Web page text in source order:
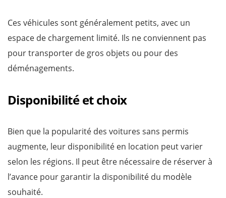
Ces véhicules sont généralement petits, avec un
espace de chargement limité. Ils ne conviennent pas
pour transporter de gros objets ou pour des
déménagements.
Disponibilité et choix
Bien que la popularité des voitures sans permis
augmente, leur disponibilité en location peut varier
selon les régions. Il peut être nécessaire de réserver à
l’avance pour garantir la disponibilité du modèle
souhaité.